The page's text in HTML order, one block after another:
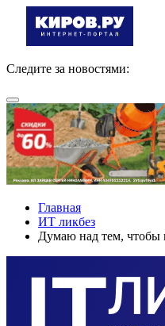
Следите за новостями:
Главная
ИТ ликбез
Думаю над тем, чтобы